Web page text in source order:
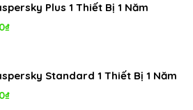
Plus 1 Thiết Bị 1 Năm
₫
Standard 1 Thiết Bị 1 Năm
₫